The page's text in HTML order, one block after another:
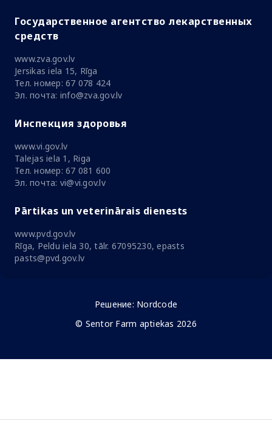
Государственное агентство лекарственных
средств
www.zva.gov.lv
Jersikas iela 15, Rīga
Тел. номер: 67 078 424
Эл. почта: info@zva.gov.lv
Инспекция здоровья
www.vi.gov.lv
Talejas iela 1, Riga
Тел. номер: 67 081 600
Эл. почта: vi@vi.gov.lv
Pārtikas un veterinārais dienests
www.pvd.gov.lv
Rīga, Peldu iela 30, tālr. 67095230, epasts
pasts@pvd.gov.lv
Решение: Nordcode
© Sentor Farm aptiekas 2026